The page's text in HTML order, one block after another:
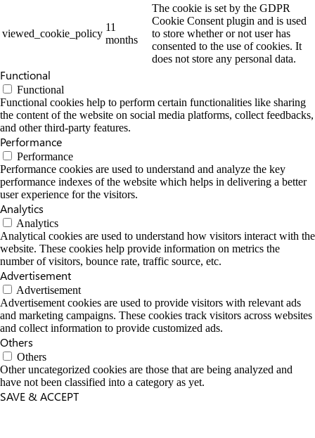
viewed_cookie_policy
11
months
The cookie is set by the GDPR
Cookie Consent plugin and is used
to store whether or not user has
consented to the use of cookies. It
does not store any personal data.
Functional
Functional
Functional cookies help to perform certain functionalities like sharing
the content of the website on social media platforms, collect feedbacks,
and other third-party features.
Performance
Performance
Performance cookies are used to understand and analyze the key
performance indexes of the website which helps in delivering a better
user experience for the visitors.
Analytics
Analytics
Analytical cookies are used to understand how visitors interact with the
website. These cookies help provide information on metrics the
number of visitors, bounce rate, traffic source, etc.
Advertisement
Advertisement
Advertisement cookies are used to provide visitors with relevant ads
and marketing campaigns. These cookies track visitors across websites
and collect information to provide customized ads.
Others
Others
Other uncategorized cookies are those that are being analyzed and
have not been classified into a category as yet.
SAVE & ACCEPT